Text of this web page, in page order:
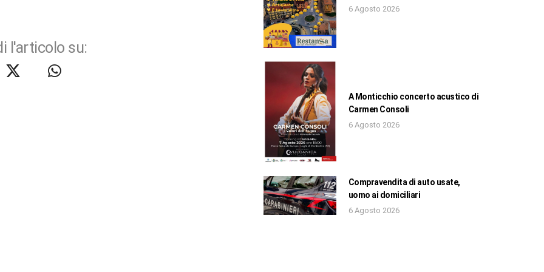
l'articolo su:
6 Agosto 2026
A Monticchio concerto acustico di
Carmen Consoli
6 Agosto 2026
Compravendita di auto usate,
uomo ai domiciliari
6 Agosto 2026